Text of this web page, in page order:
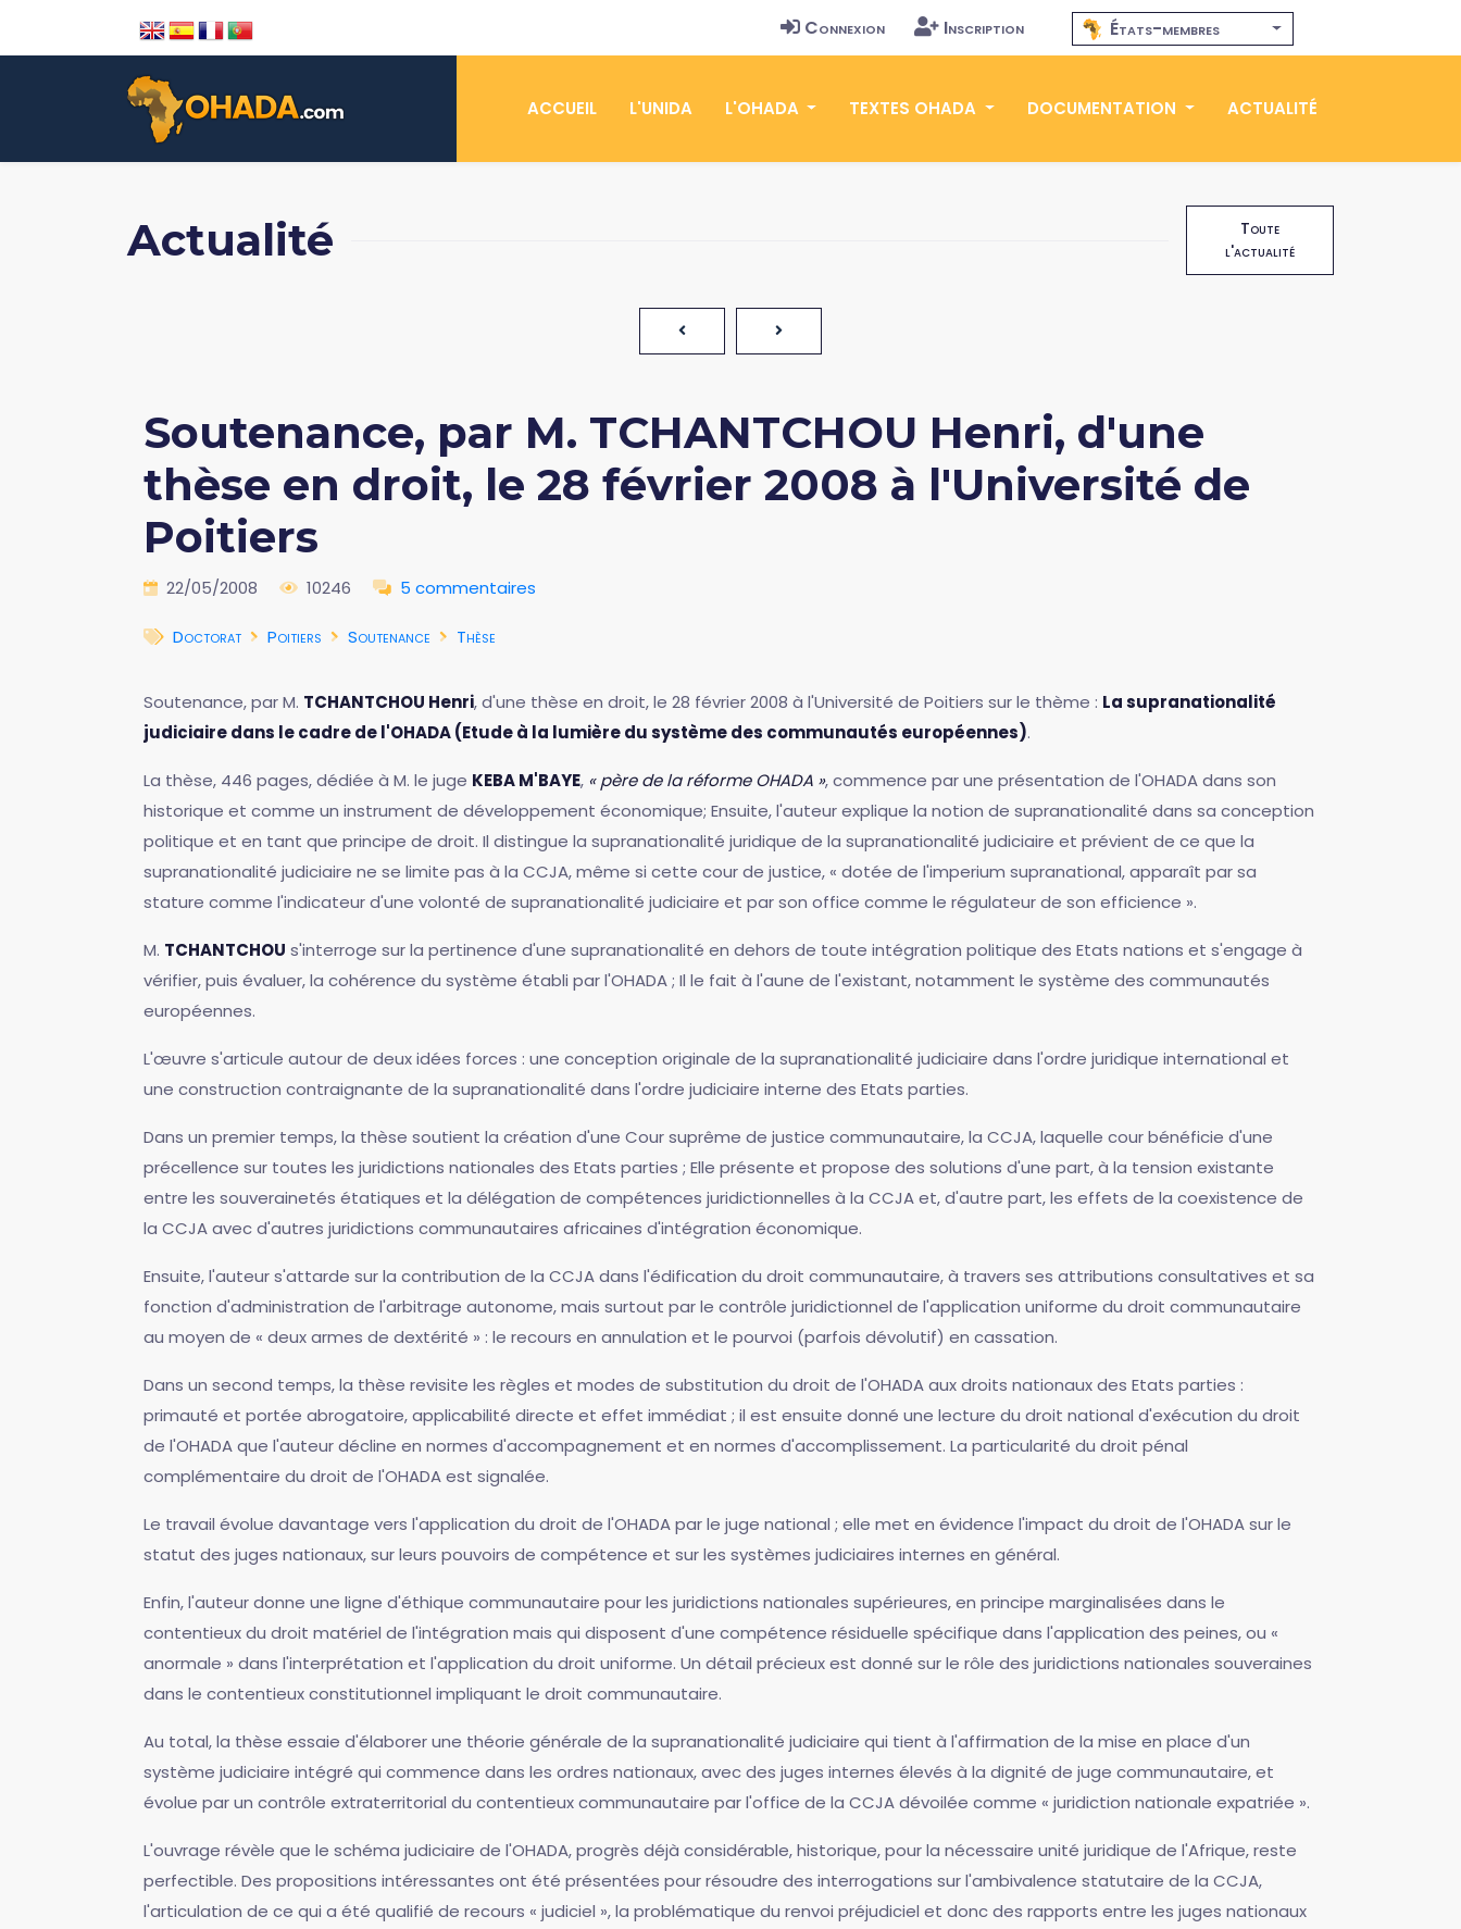
Connexion Inscription États-membres
ACCUEIL L'UNIDA L'OHADA TEXTES OHADA DOCUMENTATION ACTUALITÉ
Actualité
Toute
l'actualité
Soutenance, par M. TCHANTCHOU Henri, d'une
thèse en droit, le 28 février 2008 à l'Université de
Poitiers
22/05/2008 10246 5 commentaires
Doctorat Poitiers Soutenance Thèse
Soutenance, par M. TCHANTCHOU Henri, d'une thèse en droit, le 28 février 2008 à l'Université de Poitiers sur le thème : La supranationalité
judiciaire dans le cadre de l'OHADA (Etude à la lumière du système des communautés européennes).
La thèse, 446 pages, dédiée à M. le juge KEBA M'BAYE, « père de la réforme OHADA », commence par une présentation de l'OHADA dans son
historique et comme un instrument de développement économique; Ensuite, l'auteur explique la notion de supranationalité dans sa conception
politique et en tant que principe de droit. Il distingue la supranationalité juridique de la supranationalité judiciaire et prévient de ce que la
supranationalité judiciaire ne se limite pas à la CCJA, même si cette cour de justice, « dotée de l'imperium supranational, apparaît par sa
stature comme l'indicateur d'une volonté de supranationalité judiciaire et par son office comme le régulateur de son efficience ».
M. TCHANTCHOU s'interroge sur la pertinence d'une supranationalité en dehors de toute intégration politique des Etats nations et s'engage à
vérifier, puis évaluer, la cohérence du système établi par l'OHADA ; Il le fait à l'aune de l'existant, notamment le système des communautés
européennes.
L'œuvre s'articule autour de deux idées forces : une conception originale de la supranationalité judiciaire dans l'ordre juridique international et
une construction contraignante de la supranationalité dans l'ordre judiciaire interne des Etats parties.
Dans un premier temps, la thèse soutient la création d'une Cour suprême de justice communautaire, la CCJA, laquelle cour bénéficie d'une
précellence sur toutes les juridictions nationales des Etats parties ; Elle présente et propose des solutions d'une part, à la tension existante
entre les souverainetés étatiques et la délégation de compétences juridictionnelles à la CCJA et, d'autre part, les effets de la coexistence de
la CCJA avec d'autres juridictions communautaires africaines d'intégration économique.
Ensuite, l'auteur s'attarde sur la contribution de la CCJA dans l'édification du droit communautaire, à travers ses attributions consultatives et sa
fonction d'administration de l'arbitrage autonome, mais surtout par le contrôle juridictionnel de l'application uniforme du droit communautaire
au moyen de « deux armes de dextérité » : le recours en annulation et le pourvoi (parfois dévolutif) en cassation.
Dans un second temps, la thèse revisite les règles et modes de substitution du droit de l'OHADA aux droits nationaux des Etats parties :
primauté et portée abrogatoire, applicabilité directe et effet immédiat ; il est ensuite donné une lecture du droit national d'exécution du droit
de l'OHADA que l'auteur décline en normes d'accompagnement et en normes d'accomplissement. La particularité du droit pénal
complémentaire du droit de l'OHADA est signalée.
Le travail évolue davantage vers l'application du droit de l'OHADA par le juge national ; elle met en évidence l'impact du droit de l'OHADA sur le
statut des juges nationaux, sur leurs pouvoirs de compétence et sur les systèmes judiciaires internes en général.
Enfin, l'auteur donne une ligne d'éthique communautaire pour les juridictions nationales supérieures, en principe marginalisées dans le
contentieux du droit matériel de l'intégration mais qui disposent d'une compétence résiduelle spécifique dans l'application des peines, ou «
anormale » dans l'interprétation et l'application du droit uniforme. Un détail précieux est donné sur le rôle des juridictions nationales souveraines
dans le contentieux constitutionnel impliquant le droit communautaire.
Au total, la thèse essaie d'élaborer une théorie générale de la supranationalité judiciaire qui tient à l'affirmation de la mise en place d'un
système judiciaire intégré qui commence dans les ordres nationaux, avec des juges internes élevés à la dignité de juge communautaire, et
évolue par un contrôle extraterritorial du contentieux communautaire par l'office de la CCJA dévoilée comme « juridiction nationale expatriée ».
L'ouvrage révèle que le schéma judiciaire de l'OHADA, progrès déjà considérable, historique, pour la nécessaire unité juridique de l'Afrique, reste
perfectible. Des propositions intéressantes ont été présentées pour résoudre des interrogations sur l'ambivalence statutaire de la CCJA,
l'articulation de ce qui a été qualifié de recours « judiciel », la problématique du renvoi préjudiciel et donc des rapports entre les juges nationaux